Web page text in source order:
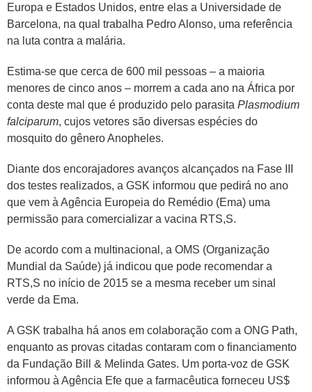
Europa e Estados Unidos, entre elas a Universidade de
Barcelona, na qual trabalha Pedro Alonso, uma referência
na luta contra a malária.
Estima-se que cerca de 600 mil pessoas – a maioria
menores de cinco anos – morrem a cada ano na África por
conta deste mal que é produzido pelo parasita Plasmodium
falciparum, cujos vetores são diversas espécies do
mosquito do gênero Anopheles.
Diante dos encorajadores avanços alcançados na Fase III
dos testes realizados, a GSK informou que pedirá no ano
que vem à Agência Europeia do Remédio (Ema) uma
permissão para comercializar a vacina RTS,S.
De acordo com a multinacional, a OMS (Organização
Mundial da Saúde) já indicou que pode recomendar a
RTS,S no início de 2015 se a mesma receber um sinal
verde da Ema.
A GSK trabalha há anos em colaboração com a ONG Path,
enquanto as provas citadas contaram com o financiamento
da Fundação Bill & Melinda Gates. Um porta-voz de GSK
informou à Agência Efe que a farmacêutica forneceu US$